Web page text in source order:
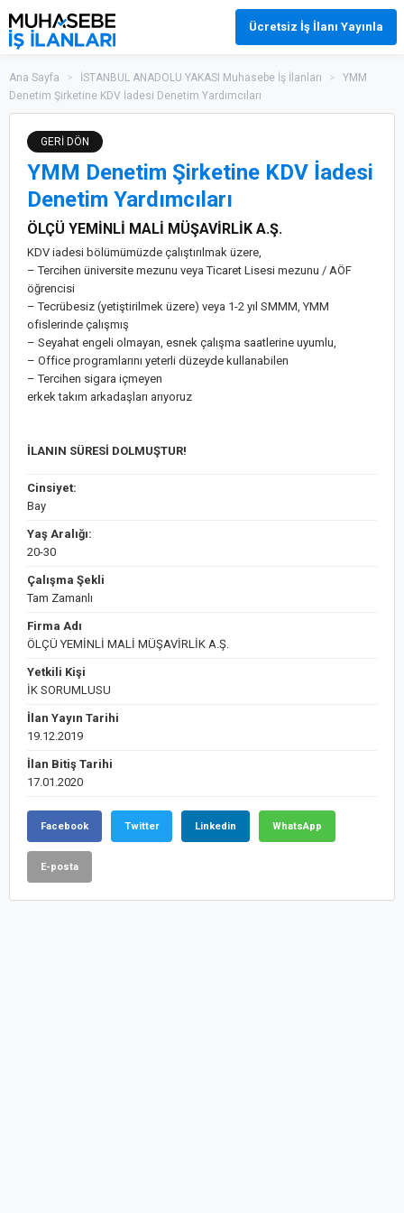
Ücretsiz İş İlanı Yayınla
Ana Sayfa > İSTANBUL ANADOLU YAKASI Muhasebe İş İlanları >
YMM
Denetim Şirketine KDV İadesi Denetim Yardımcıları
GERİ DÖN
YMM Denetim Şirketine KDV İadesi
Denetim Yardımcıları
ÖLÇÜ YEMİNLİ MALİ MÜŞAVİRLİK A.Ş.
KDV iadesi bölümümüzde çalıştırılmak üzere,
– Tercihen üniversite mezunu veya Ticaret Lisesi mezunu / AÖF
öğrencisi
– Tecrübesiz (yetiştirilmek üzere) veya 1-2 yıl SMMM, YMM
ofislerinde çalışmış
– Seyahat engeli olmayan, esnek çalışma saatlerine uyumlu,
– Office programlarını yeterli düzeyde kullanabilen
– Tercihen sigara içmeyen
erkek takım arkadaşları arıyoruz
İLANIN SÜRESİ DOLMUŞTUR!
Cinsiyet:
Bay
Yaş Aralığı:
20-30
Çalışma Şekli
Tam Zamanlı
Firma Adı
ÖLÇÜ YEMİNLİ MALİ MÜŞAVİRLİK A.Ş.
Yetkili Kişi
İK SORUMLUSU
İlan Yayın Tarihi
19.12.2019
İlan Bitiş Tarihi
17.01.2020
Facebook Twitter Linkedin WhatsApp
E-posta